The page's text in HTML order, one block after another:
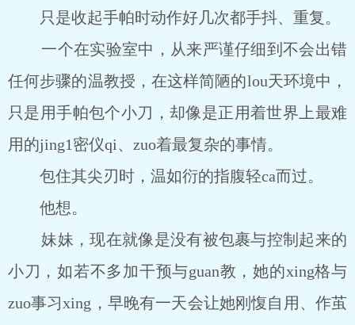
只是收起手帕时动作好几次都手抖、重复。
一个在实验室中，从来严谨仔细到不会出错
任何步骤的温教授，在这样简陋的lou天环境中，
只是用手帕包个小刀，却像是正用着世界上最难
用的jing1密仪qi、zuo着最复杂的事情。
包住其尖刃时，温如衍的指腹轻ca而过。
他想。
妹妹，现在就像是没有被包裹与控制起来的
小刀，如若不多加干预与guan教，她的xing格与
zuo事习xing，早晚有一天会让她刚愎自用、作茧